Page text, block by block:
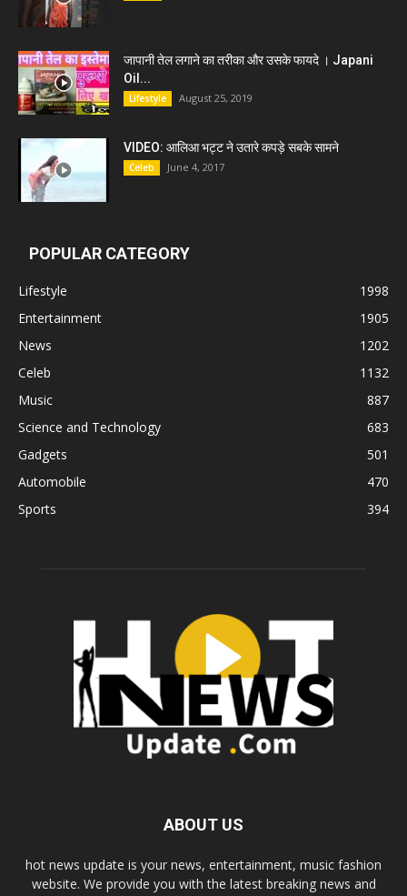
जापानी तेल लगाने का तरीका और उसके फायदे । Japani
Oil...
Lifestyle August 25, 2019
VIDEO: आलिआ भट्ट ने उतारे कपड़े सबके सामने
Celeb June 4, 2017
POPULAR CATEGORY
Lifestyle
1998
Entertainment
1905
News
1202
Celeb
1132
Music
887
Science and Technology
683
Gadgets
501
Automobile
470
Sports
394
ABOUT US
hot news update is your news, entertainment, music fashion
website. We provide you with the latest breaking news and